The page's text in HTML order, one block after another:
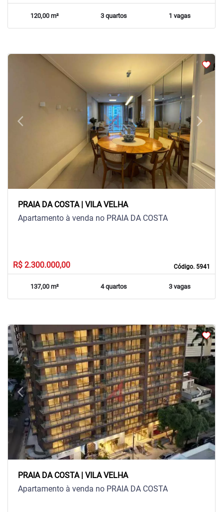
120,00 m² 3 quartos 1 vagas
arrow_back_iosPrevious arrow_forward_iosNext
PRAIA DA COSTA | VILA VELHA
Código. 5941
Apartamento à venda no PRAIA DA COSTA
R$ 2.300.000,00
137,00 m² 4 quartos 3 vagas
arrow_back_iosPrevious arrow_forward_iosNext
PRAIA DA COSTA | VILA VELHA
Apartamento à venda no PRAIA DA COSTA